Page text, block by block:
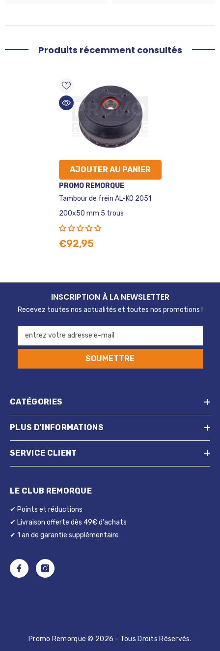
Produits récemment consultés
AJOUTER AU PANIER
VENDEUR
:
PROMO REMORQUE
Tambour de frein AL-KO 2051
200x50 mm 5 trous
€92,95
INSCRIPTION À LA NEWSLETTER
Recevez toutes nos actualités et toutes nos promotions !
entrez votre adresse e-mail
SOUMETTRE
CATÉGORIES
PLUS D'INFORMATIONS
SERVICE CLIENT
LE CLUB REMORQUE
✔ Points et réductions
✔ Livraison offerte dès 49€ d'achats
✔ 1 an de garantie supplémentaire
Promo Remorque © 2026 - Tous Droits Réservés.